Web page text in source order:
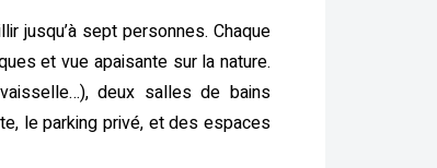
jusqu’à sept personnes. Chaque
et vue apaisante sur la nature.
deux salles de bains
le parking privé, et des espaces